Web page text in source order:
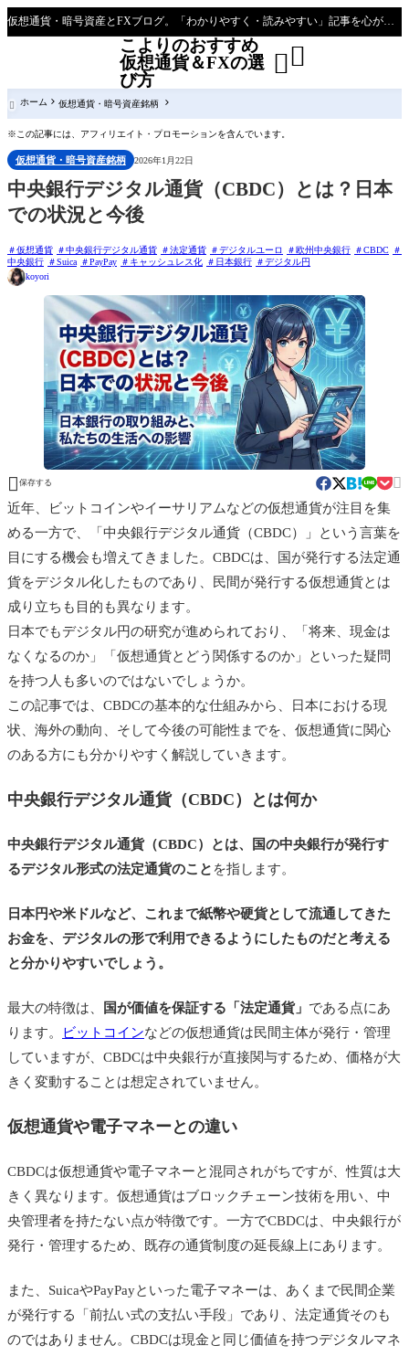
仮想通貨・暗号資産とFXブログ。「わかりやすく・読みやすい」記事を心がけて主に初心者～効率的な稼ぎ方を模索している人向けブログとなっています
こよりのおすすめ
仮想通貨＆FXの選
び方

 ホーム 仮想通貨・暗号資産銘柄
※この記事には、アフィリエイト・プロモーションを含んでいます。
仮想通貨・暗号資産銘柄 2026年1月22日
中央銀行デジタル通貨（CBDC）とは？日本
での状況と今後
仮想通貨 中央銀行デジタル通貨 法定通貨 デジタルユーロ 欧州中央銀行
CBDC
中央銀行
Suica PayPay キャッシュレス化 日本銀行
デジタル円
koyori
 保存する 
近年、ビットコインやイーサリアムなどの仮想通貨が注目を集
める一方で、「中央銀行デジタル通貨（CBDC）」という言葉を
目にする機会も増えてきました。CBDCは、国が発行する法定通
貨をデジタル化したものであり、民間が発行する仮想通貨とは
成り立ちも目的も異なります。
日本でもデジタル円の研究が進められており、「将来、現金は
なくなるのか」「仮想通貨とどう関係するのか」といった疑問
を持つ人も多いのではないでしょうか。
この記事では、CBDCの基本的な仕組みから、日本における現
状、海外の動向、そして今後の可能性までを、仮想通貨に関心
のある方にも分かりやすく解説していきます。
中央銀行デジタル通貨（CBDC）とは何か
中央銀行デジタル通貨（CBDC）とは、国の中央銀行が発行す
るデジタル形式の法定通貨のこと を指します。
日本円や米ドルなど、これまで紙幣や硬貨として流通してきた
お金を、デジタルの形で利用できるようにしたものだと考える
と分かりやすいでしょう。
最大の特徴は、 国が価値を保証する「法定通貨」 である点にあ
ります。
ビットコインなどの仮想通貨は民間主体が発行・管理
していますが、CBDCは中央銀行が直接関与するため、価格が大
きく変動することは想定されていません。
仮想通貨や電子マネーとの違い
CBDCは仮想通貨や電子マネーと混同されがちですが、性質は大
きく異なります。仮想通貨はブロックチェーン技術を用い、中
央管理者を持たない点が特徴です。一方でCBDCは、中央銀行が
発行・管理するため、既存の通貨制度の延長線上にあります。
また、SuicaやPayPayといった電子マネーは、あくまで民間企業
が発行する「前払い式の支払い手段」であり、法定通貨そのも
のではありません。CBDCは現金と同じ価値を持つデジタルマネ